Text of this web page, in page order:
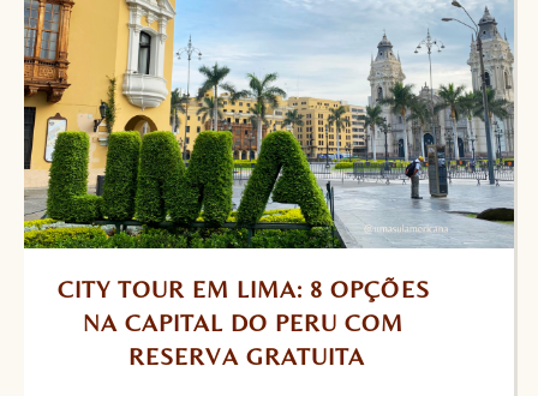
CITY TOUR EM LIMA: 8 OPÇÕES
NA CAPITAL DO PERU COM
RESERVA GRATUITA